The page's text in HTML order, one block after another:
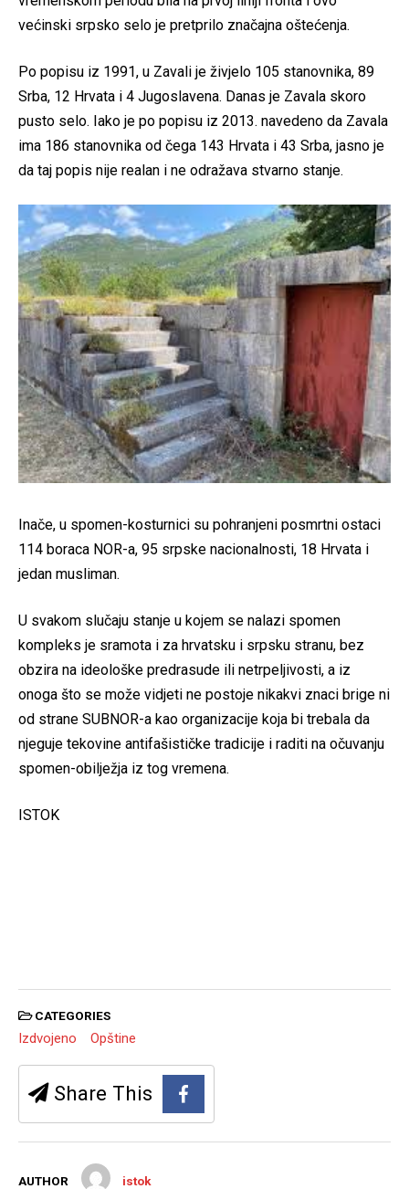
većinski srpsko selo je pretprilo značajna oštećenja.
Po popisu iz 1991, u Zavali je živjelo 105 stanovnika, 89
Srba, 12 Hrvata i 4 Jugoslavena. Danas je Zavala skoro
pusto selo. Iako je po popisu iz 2013. navedeno da Zavala
ima 186 stanovnika od čega 143 Hrvata i 43 Srba, jasno je
da taj popis nije realan i ne odražava stvarno stanje.
Inače, u spomen-kosturnici su pohranjeni posmrtni ostaci
114 boraca NOR-a, 95 srpske nacionalnosti, 18 Hrvata i
jedan musliman.
U svakom slučaju stanje u kojem se nalazi spomen
kompleks je sramota i za hrvatsku i srpsku stranu, bez
obzira na ideološke predrasude ili netrpeljivosti, a iz
onoga što se može vidjeti ne postoje nikakvi znaci brige ni
od strane SUBNOR-a kao organizacije koja bi trebala da
njeguje tekovine antifašističke tradicije i raditi na očuvanju
spomen-obilježja iz tog vremena.
ISTOK
CATEGORIES
Izdvojeno Opštine
Share This
AUTHOR istok